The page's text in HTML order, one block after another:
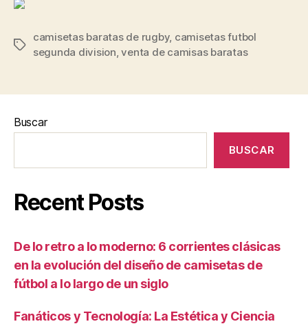
Etiquetas
camisetas baratas de rugby, camisetas futbol
segunda division,venta de camisas baratas
Buscar
BUSCAR
Recent Posts
De lo retro a lo moderno: 6 corrientes clásicas
en la evolución del diseño de camisetas de
fútbol a lo largo de un siglo
Fanáticos y Tecnología: La Estética y Ciencia